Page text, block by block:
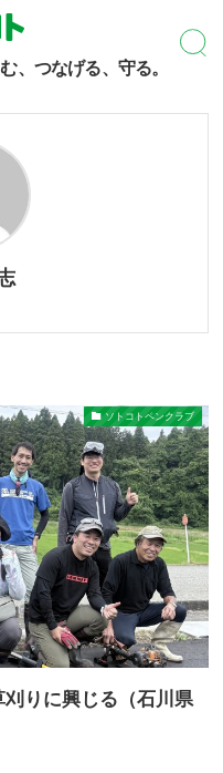
、つなげる、守る。
ソトコトペンクラブ
りに興じる（石川県